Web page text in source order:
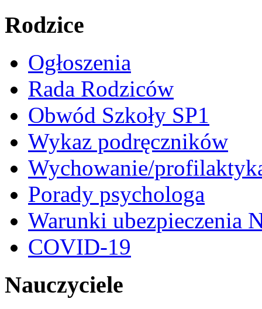
Rodzice
Ogłoszenia
Rada Rodziców
Obwód Szkoły SP1
Wykaz podręczników
Wychowanie/
Porady psychologa
Warunki ubezpieczenia
COVID-19
Nauczyciele